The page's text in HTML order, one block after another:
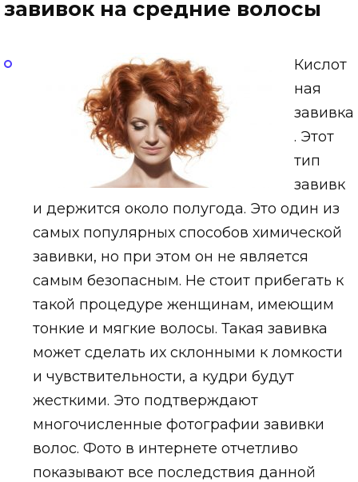
завивок на средние волосы
Кислот
ная
завивка
. Этот
тип
завивк
и держится около полугода. Это один из
самых популярных способов химической
завивки, но при этом он не является
самым безопасным. Не стоит прибегать к
такой процедуре женщинам, имеющим
тонкие и мягкие волосы. Такая завивка
может сделать их склонными к ломкости
и чувствительности, а кудри будут
жесткими. Это подтверждают
многочисленные фотографии завивки
волос. Фото в интернете отчетливо
показывают все последствия данной